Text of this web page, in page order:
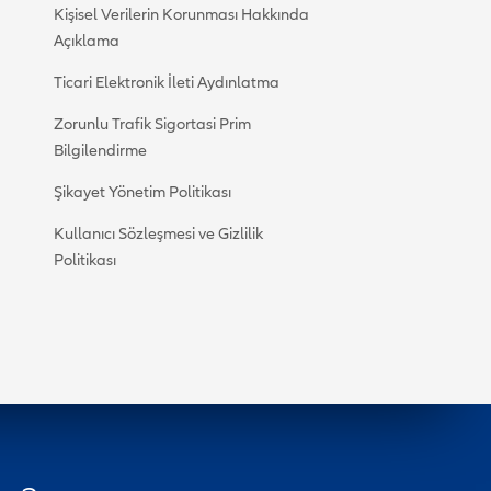
Kişisel Verilerin Korunması Hakkında
Açıklama
Ticari Elektronik İleti Aydınlatma
Zorunlu Trafik Sigortasi Prim
Bilgilendirme
Şikayet Yönetim Politikası
Kullanıcı Sözleşmesi ve Gizlilik
Politikası